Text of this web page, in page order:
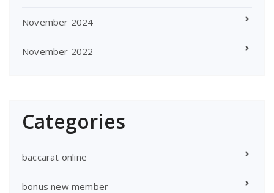
November 2024
November 2022
Categories
baccarat online
bonus new member